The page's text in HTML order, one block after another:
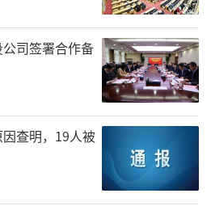
父亲行医、治病救人，被
氛围的熏陶下子承父业，
父亲截然不同的道路。
，王力一对自己的调皮、
就给自己树立了要当一
目标。为实现这个理想，
没夜、无冬历夏地练小提
司签署合作备
查明，19人被